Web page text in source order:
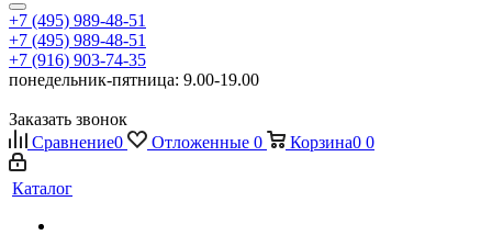
+7 (495) 989-48-51
+7 (495) 989-48-51
+7 (916) 903-74-35
понедельник-пятница: 9.00-19.00
Заказать звонок
Сравнение0 Отложенные 0 Корзина0 0
Каталог